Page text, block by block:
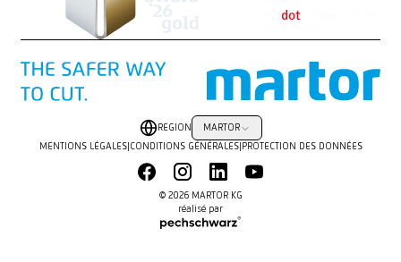
© 2026 MARTOR KG
réalisé par
REGION MARTOR
MENTIONS LÉGALES| CONDITIONS GÉNÉRALES| PROTECTION DES DONNÉES